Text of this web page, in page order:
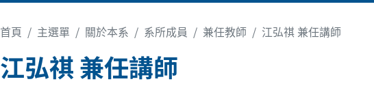
首頁 主選單 關於本系 系所成員 兼任教師 江弘祺 兼任講師
江弘祺 兼任講師